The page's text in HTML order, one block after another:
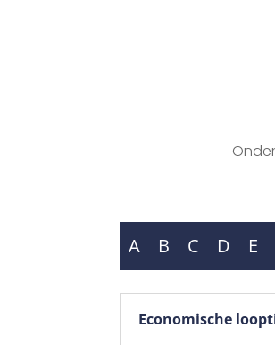
A B C D E
Economische